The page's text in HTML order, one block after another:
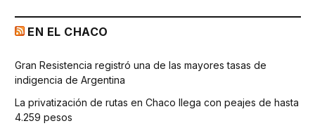
EN EL CHACO
Gran Resistencia registró una de las mayores tasas de
indigencia de Argentina
La privatización de rutas en Chaco llega con peajes de hasta
4.259 pesos